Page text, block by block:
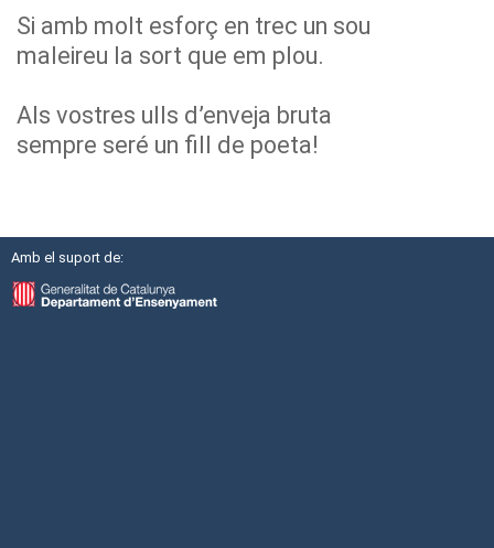
Si amb molt esforç en trec un sou
maleireu la sort que em plou.
Als vostres ulls d’enveja bruta
sempre seré un fill de poeta!
Amb el suport de: